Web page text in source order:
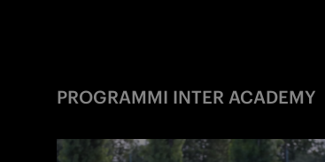
PROGRAMMI INTER ACADEMY